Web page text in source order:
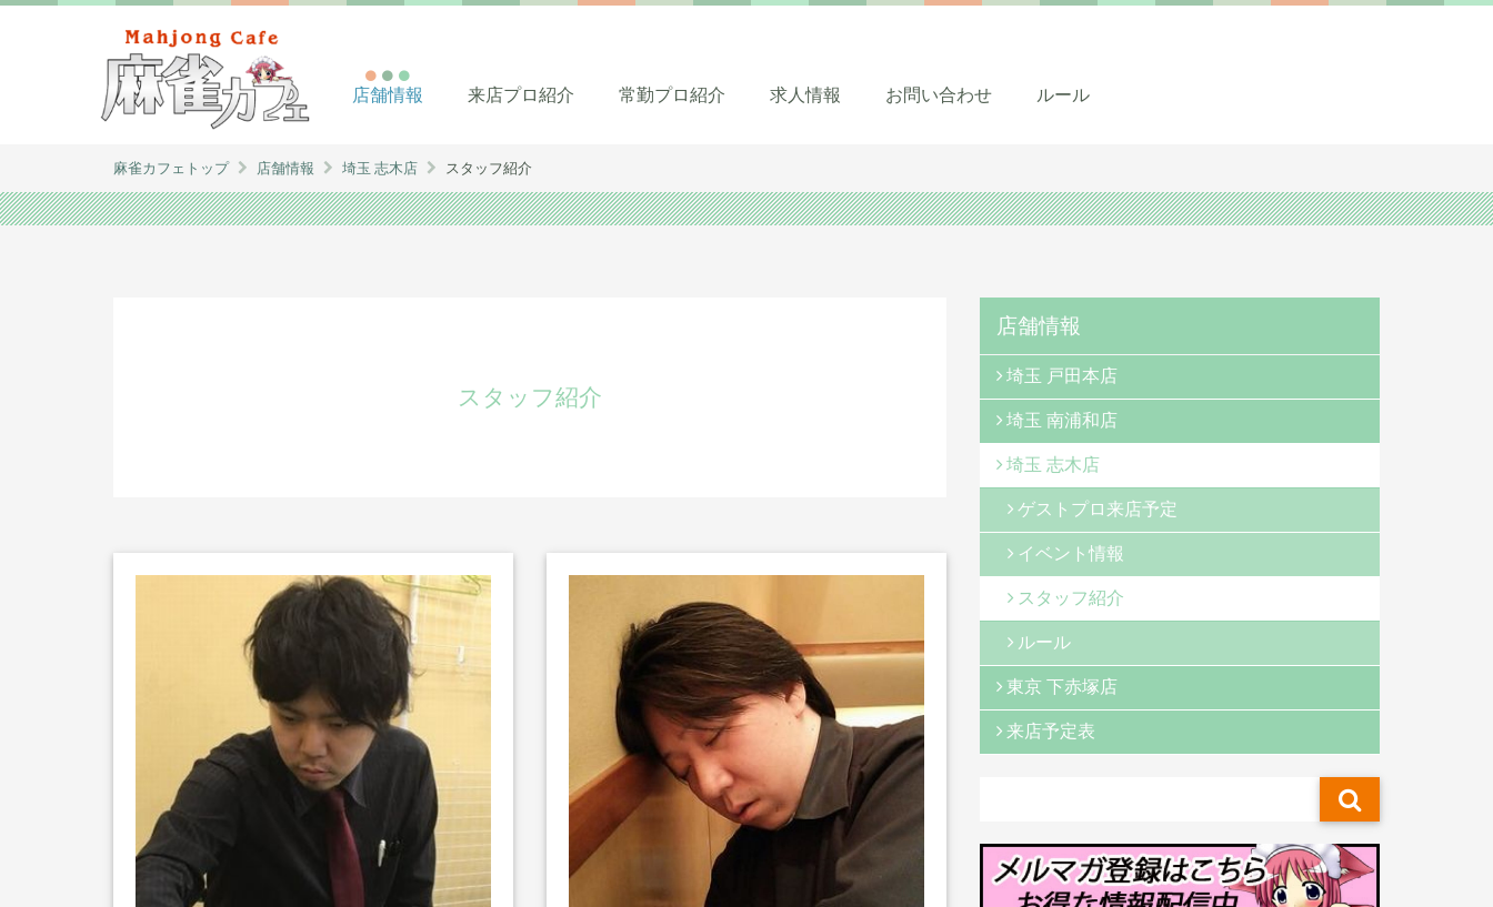
店舗情報 来店プロ紹介 常勤プロ紹介 求人情報 お問い合わせ ルール
麻雀カフェトップ 店舗情報 埼玉 志木店 スタッフ紹介
スタッフ紹介
店舗情報
埼玉 戸田本店
埼玉 南浦和店
埼玉 志木店
ゲストプロ来店予定
イベント情報
スタッフ紹介
ルール
東京 下赤塚店
来店予定表